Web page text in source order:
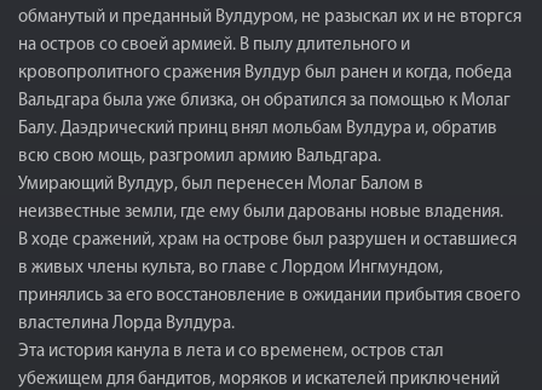
обманутый и преданный Вулдуром, не разыскал их и не вторгся
на остров со своей армией. В пылу длительного и
кровопролитного сражения Вулдур был ранен и когда, победа
Вальдгара была уже близка, он обратился за помощью к Молаг
Балу. Даэдрический принц внял мольбам Вулдура и, обратив
всю свою мощь, разгромил армию Вальдгара.
Умирающий Вулдур, был перенесен Молаг Балом в
неизвестные земли, где ему были дарованы новые владения.
В ходе сражений, храм на острове был разрушен и оставшиеся
в живых члены культа, во главе с Лордом Ингмундом,
принялись за его восстановление в ожидании прибытия своего
властелина Лорда Вулдура.
Эта история канула в лета и со временем, остров стал
убежищем для бандитов, моряков и искателей приключений